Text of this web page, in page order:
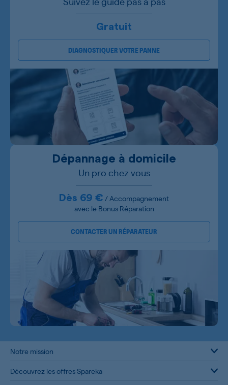
Gratuit
DIAGNOSTIQUER VOTRE PANNE
Dépannage à domicile
Un pro chez vous
Dès 69 € / Accompagnement
avec le Bonus Réparation
CONTACTER UN RÉPARATEUR
Notre mission
Découvrez les offres Spareka